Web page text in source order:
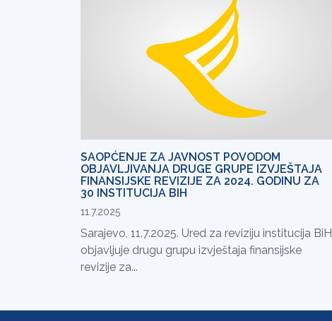
SAOPĆENJE ZA JAVNOST POVODOM
OBJAVLJIVANJA DRUGE GRUPE IZVJEŠTAJA
FINANSIJSKE REVIZIJE ZA 2024. GODINU ZA
30 INSTITUCIJA BIH
11.7.2025
Sarajevo, 11.7.2025. Ured za reviziju institucija BiH
objavljuje drugu grupu izvještaja finansijske
revizije za...